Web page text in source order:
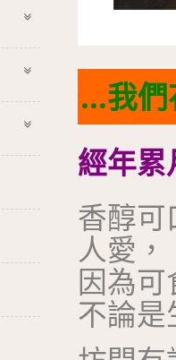
...我
經年
香醇
人愛，
因為
不論